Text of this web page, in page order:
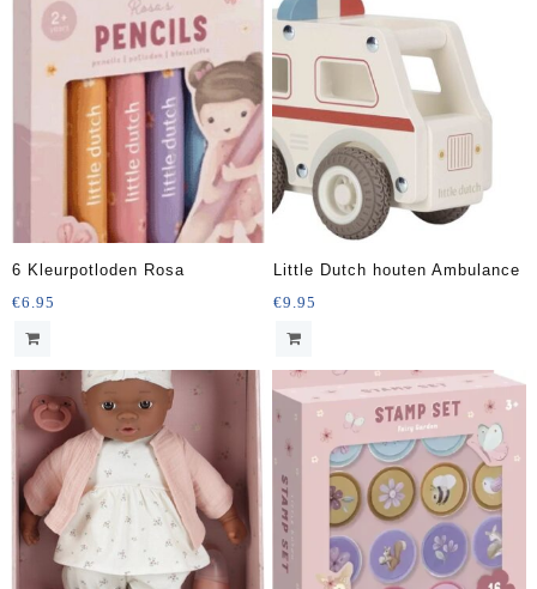
6 Kleurpotloden Rosa
€6.95
Little Dutch houten Ambulance
€9.95